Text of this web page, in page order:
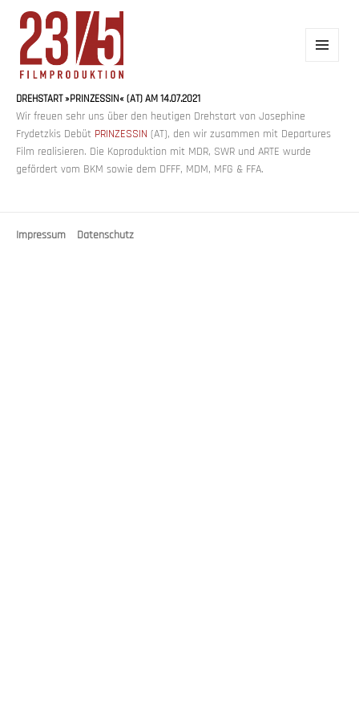
23/5 FILMPRODUKTION
DREHSTART »PRINZESSIN« (AT) AM 14.07.2021
Wir freuen sehr uns über den heutigen Drehstart von Josephine
Frydetzkis Debüt PRINZESSIN (AT), den wir zusammen mit Departures
Film realisieren. Die Koproduktion mit MDR, SWR und ARTE wurde
gefördert vom BKM sowie dem DFFF, MDM, MFG & FFA.
Impressum Datenschutz